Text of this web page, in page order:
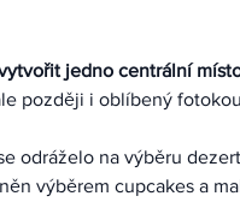
jedno centrální
později i oblíbený
odráželo na výběru
výběrem cupcakes a